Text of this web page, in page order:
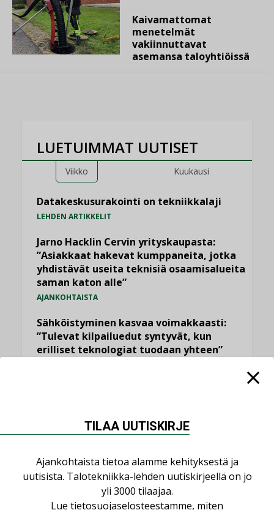
Kaivamattomat
menetelmät
vakiinnuttavat
asemansa taloyhtiöissä
LUETUIMMAT UUTISET
Viikko Kuukausi
Datakeskusurakointi on tekniikkalaji
LEHDEN ARTIKKELIT
Jarno Hacklin Cervin yrityskaupasta:
”Asiakkaat hakevat kumppaneita, jotka
yhdistävät useita teknisiä osaamisalueita
saman katon alle”
AJANKOHTAISTA
Sähköistyminen kasvaa voimakkaasti:
”Tulevat kilpailuedut syntyvät, kun
erilliset teknologiat tuodaan yhteen”
LEHDEN ARTIKKELIT , TILAAJILLE
LEHDEN ARTIKKELIT
KATSO KAIKKI
TILAA UUTISKIRJE
Ajankohtaista tietoa alamme kehityksestä ja
uutisista. Talotekniikka-lehden uutiskirjeellä on jo
yli 3000 tilaajaa.
Lue tietosuojaselosteestamme, miten